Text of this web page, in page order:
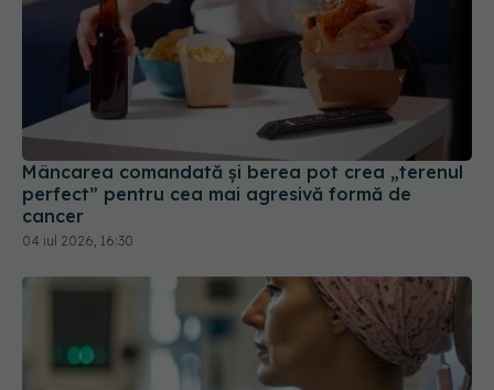
Mâncarea comandată și berea pot crea „terenul
perfect” pentru cea mai agresivă formă de
cancer
04 iul 2026, 16:30